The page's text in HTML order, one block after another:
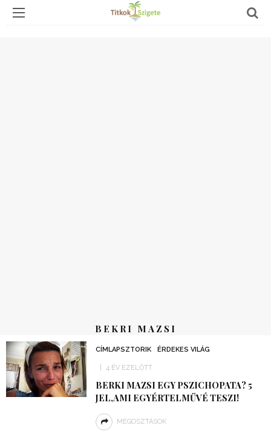
BEKRI MAZSI
CÍMLAPSZTORIK ÉRDEKES VILÁG
4 ÉV EZELŐTT
BERKI MAZSI EGY PSZICHOPATA? 5
JEL,AMI EGYÉRTELMŰVÉ TESZI!
MEGOSZTÁSOK